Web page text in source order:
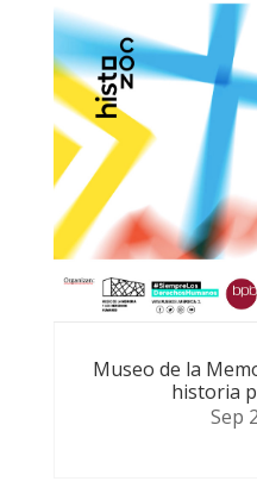
Museo de la
historia
Sep